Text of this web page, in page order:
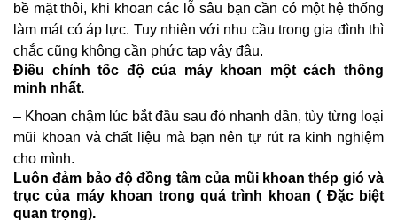
bề mặt thôi, khi khoan các lỗ sâu bạn cần có một hệ thống
làm mát có áp lực. Tuy nhiên với nhu cầu trong gia đình thì
chắc cũng không cần phức tạp vậy đâu.
Điều chỉnh tốc độ của máy khoan một cách thông
minh nhất.
– Khoan chậm lúc bắt đầu sau đó nhanh dần, tùy từng loại
mũi khoan và chất liệu mà bạn nên tự rút ra kinh nghiệm
cho mình.
Luôn đảm bảo độ đồng tâm của mũi khoan thép gió và
trục của máy khoan trong quá trình khoan ( Đặc biệt
quan trọng).